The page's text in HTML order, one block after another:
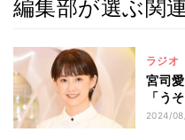
編集部が選ぶ関
ラジオ
宮司
「う
2024/